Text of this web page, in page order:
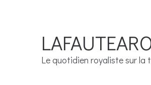
Le quotidien royaliste sur la